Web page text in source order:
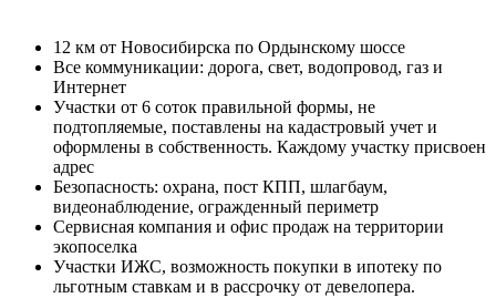
12 км от Новосибирска по Ордынскому шоссе
Все коммуникации: дорога, свет, водопровод, газ и
Интернет
Участки от 6 соток правильной формы, не
подтопляемые, поставлены на кадастровый учет и
оформлены в собственность. Каждому участку присвоен
адрес
Безопасность: охрана, пост КПП, шлагбаум,
видеонаблюдение, огражденный периметр
Сервисная компания и офис продаж на территории
экопоселка
Участки ИЖС, возможность покупки в ипотеку по
льготным ставкам и в рассрочку от девелопера.